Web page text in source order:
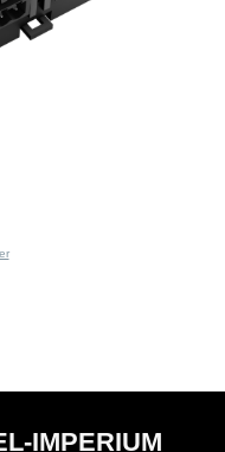
IMPERIUM